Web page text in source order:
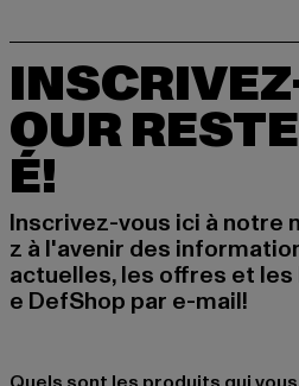
OUR
É!
Inscrivez-vous ici à notre
z à l'avenir des
actuelles, les offres et
e DefShop par e-mail!